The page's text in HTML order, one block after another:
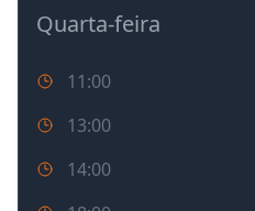
Quarta-feira
11:00
13:00
14:00